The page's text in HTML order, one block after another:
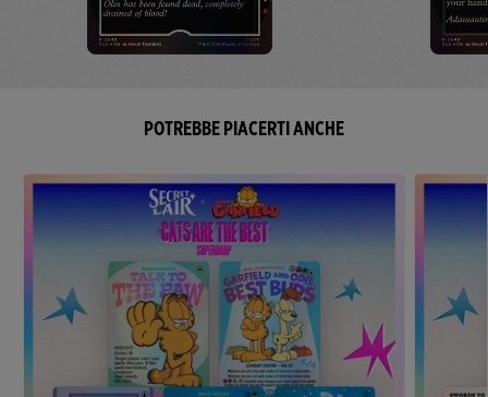
POTREBBE PIACERTI ANCHE